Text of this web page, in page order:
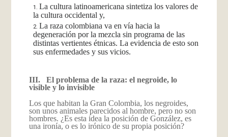
La cultura latinoamericana sintetiza los valores de
la cultura occidental y,
La raza colombiana va en vía hacia la
degeneración por la mezcla sin programa de las
distintas vertientes étnicas. La evidencia de esto son
sus enfermedades y sus vicios.
III. El problema de la raza: el negroide, lo
visible y lo invisible
Los que habitan la Gran Colombia, los negroides,
son unos animales parecidos al hombre, pero no son
hombres. ¿Es esta idea la posición de González, es
una ironía, o es lo irónico de su propia posición?